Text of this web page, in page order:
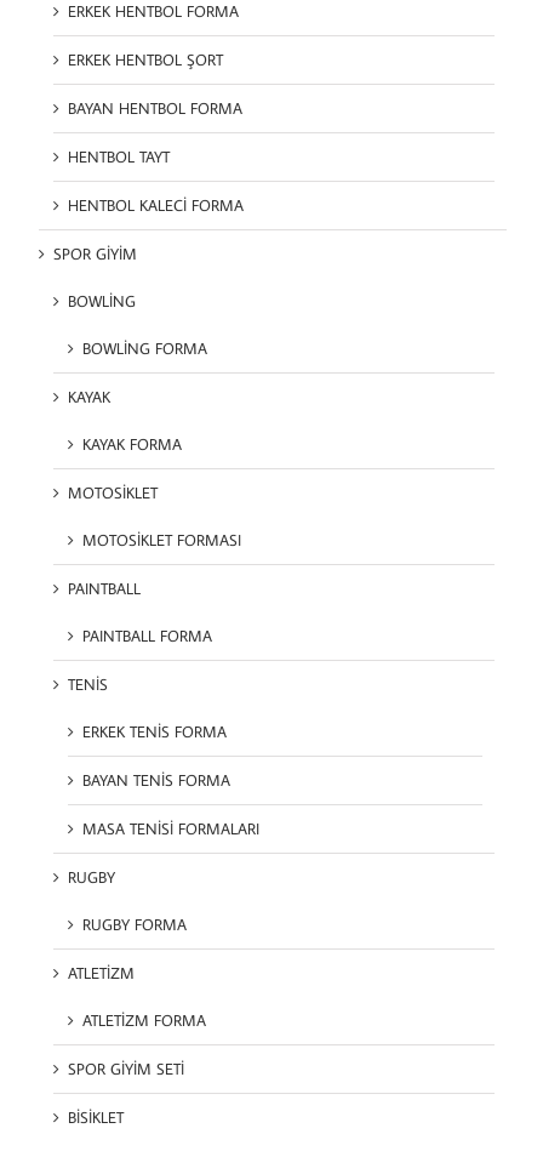
ERKEK HENTBOL FORMA
ERKEK HENTBOL ŞORT
BAYAN HENTBOL FORMA
HENTBOL TAYT
HENTBOL KALECİ FORMA
SPOR GİYİM
BOWLİNG
BOWLİNG FORMA
KAYAK
KAYAK FORMA
MOTOSİKLET
MOTOSİKLET FORMASI
PAINTBALL
PAINTBALL FORMA
TENİS
ERKEK TENİS FORMA
BAYAN TENİS FORMA
MASA TENİSİ FORMALARI
RUGBY
RUGBY FORMA
ATLETİZM
ATLETİZM FORMA
SPOR GİYİM SETİ
BİSİKLET